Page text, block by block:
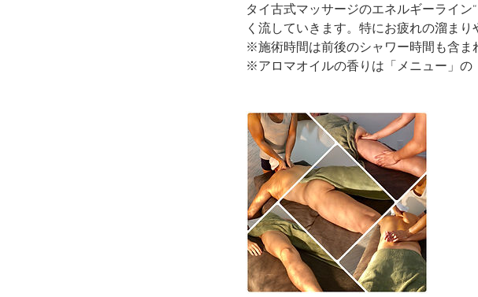
タイ古式マッサージのエネルギーライ
く流していきます。特にお疲れの溜ま
※施術時間は前後のシャワー時間も含ま
※アロマオイルの香りは「メニュー」の